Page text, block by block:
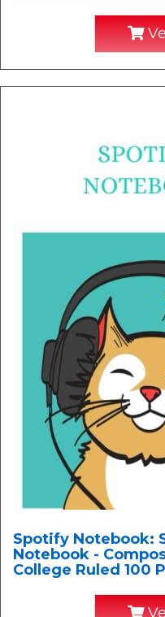
Spotify Notebook:
Notebook -
College Ruled 100